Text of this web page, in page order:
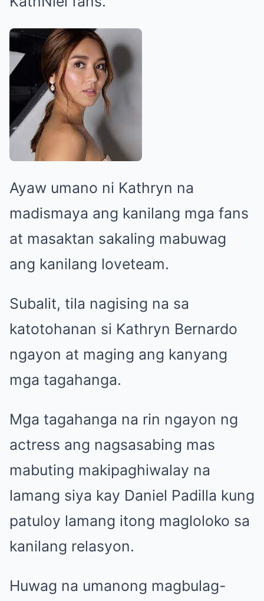
Ayaw umano ni Kathryn na
madismaya ang kanilang mga fans
at masaktan sakaling mabuwag
ang kanilang loveteam.
Subalit, tila nagising na sa
katotohanan si Kathryn Bernardo
ngayon at maging ang kanyang
mga tagahanga.
Mga tagahanga na rin ngayon ng
actress ang nagsasabing mas
mabuting makipaghiwalay na
lamang siya kay Daniel Padilla kung
patuloy lamang itong magloloko sa
kanilang relasyon.
Huwag na umanong magbulag-